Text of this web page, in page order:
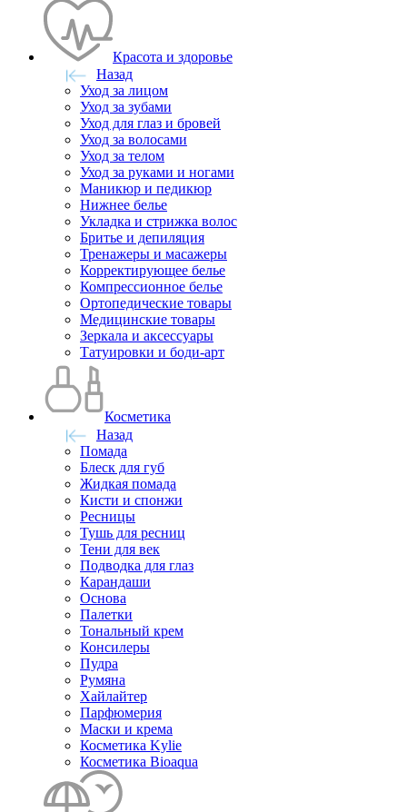
Красота и здоровье
Назад
Уход за лицом
Уход за зубами
Уход для глаз и бровей
Уход за волосами
Уход за телом
Уход за руками и ногами
Маникюр и педикюр
Нижнее белье
Укладка и стрижка волос
Бритье и депиляция
Тренажеры и масажеры
Корректирующее белье
Компрессионное белье
Ортопедические товары
Медицинские товары
Зеркала и аксессуары
Татуировки и боди-арт
Косметика
Назад
Помада
Блеск для губ
Жидкая помада
Кисти и спонжи
Ресницы
Тушь для ресниц
Тени для век
Подводка для глаз
Карандаши
Основа
Палетки
Тональный крем
Консилеры
Пудра
Румяна
Хайлайтер
Парфюмерия
Маски и крема
Косметика Kylie
Косметика Bioaqua